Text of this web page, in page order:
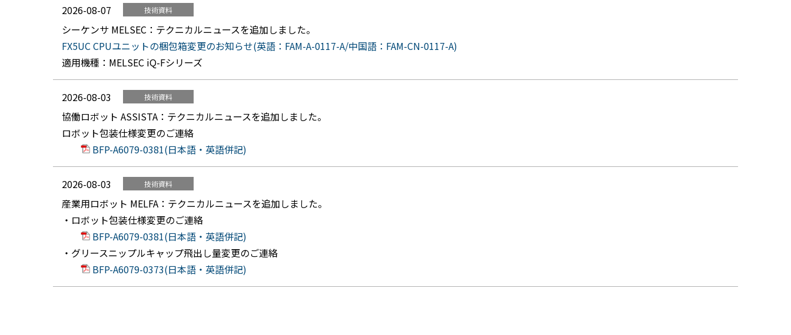
2026-08-07 技術資料
シーケンサ MELSEC：テクニカルニュースを追加しました。
FX5UC CPUユニットの梱包箱変更のお知らせ(英語：FAM-A-0117-A/中国語：FAM-CN-0117-A)
適用機種：MELSEC iQ-Fシリーズ
2026-08-03 技術資料
協働ロボット ASSISTA：テクニカルニュースを追加しました。
ロボット包装仕様変更のご連絡
BFP-A6079-0381(日本語・英語併記)
2026-08-03 技術資料
産業用ロボット MELFA：テクニカルニュースを追加しました。
・ロボット包装仕様変更のご連絡
BFP-A6079-0381(日本語・英語併記)
・グリースニップルキャップ飛出し量変更のご連絡
BFP-A6079-0373(日本語・英語併記)